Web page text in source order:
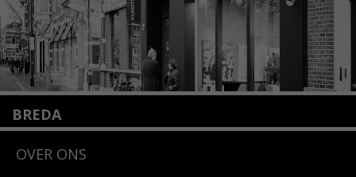
BREDA
4818 SB Breda
OVER ONS